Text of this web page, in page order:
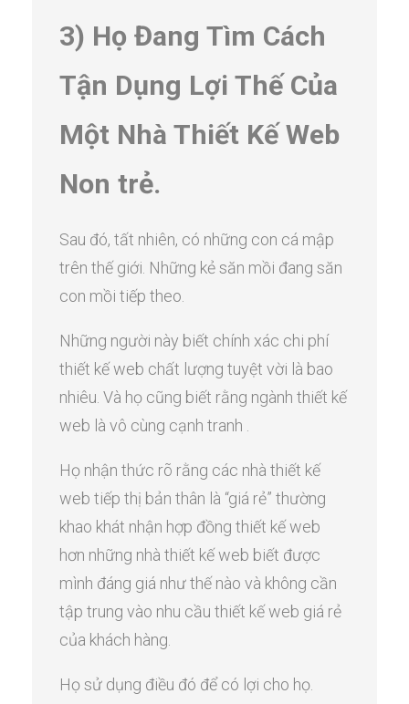
3) Họ Đang Tìm Cách
Tận Dụng Lợi Thế Của
Một Nhà Thiết Kế Web
Non trẻ.
Sau đó, tất nhiên, có những con cá mập
trên thế giới. Những kẻ săn mồi đang săn
con mồi tiếp theo.
Những người này biết chính xác chi phí
thiết kế web chất lượng tuyệt vời là bao
nhiêu. Và họ cũng biết rằng ngành thiết kế
web là vô cùng cạnh tranh .
Họ nhận thức rõ rằng các nhà thiết kế
web tiếp thị bản thân là “giá rẻ” thường
khao khát nhận hợp đồng thiết kế web
hơn những nhà thiết kế web biết được
mình đáng giá như thế nào và không cần
tập trung vào nhu cầu thiết kế web giá rẻ
của khách hàng.
Họ sử dụng điều đó để có lợi cho họ.